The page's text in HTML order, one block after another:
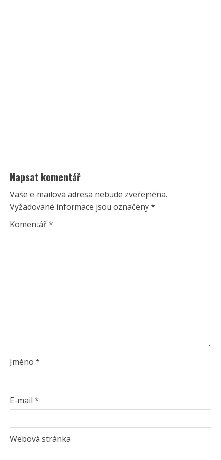
Napsat komentář
Vaše e-mailová adresa nebude zveřejněna.
Vyžadované informace jsou označeny*
Komentář*
Jméno *
E-mail *
Webová stránka